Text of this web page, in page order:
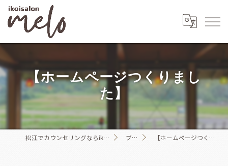
【ホームページつくりまし
た】
松江でカウンセリングならikoisalon melo ブログ 【ホームページつくりました】